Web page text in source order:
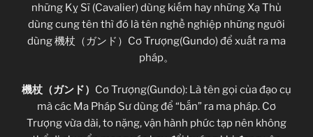
những Kỵ Sĩ (Cavalier) dùng kiếm hay những Xạ Thủ
dùng cung tên thì đó là tên nghề nghiệp những người
dùng 機杖（ガンド）Cơ Trượng(Gundo) để xuất ra ma
pháp。
機杖（ガンド） Cơ Trượng(Gundo): Là tên gọi của đạo cụ
mà các Ma Pháp Sư dùng để “bắn” ra ma pháp. Cơ
Trượng vừa dài, to nặng, vận hành phức tạp nên không